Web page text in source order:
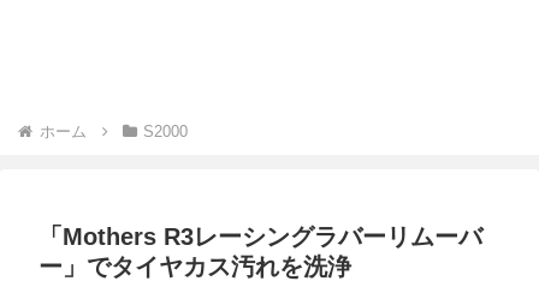
ホーム S2000
「Mothers R3レーシングラバーリムーバ
ー」でタイヤカス汚れを洗浄